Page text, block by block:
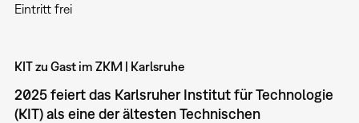
Eintritt frei
KIT zu Gast im ZKM | Karlsruhe
2025 feiert das Karlsruher Institut für Technologie
(KIT) als eine der ältesten Technischen